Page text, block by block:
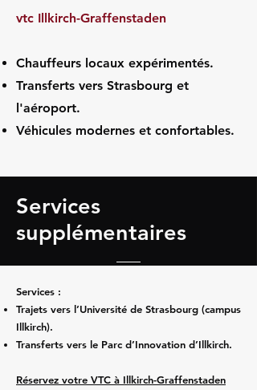
vtc Illkirch-Graffenstaden
Chauffeurs locaux expérimentés.
Transferts vers Strasbourg et
l'aéroport.
Véhicules modernes et confortables.
Services
supplémentaires
Services :
Trajets vers l’Université de Strasbourg (campus
Illkirch).
Transferts vers le Parc d’Innovation d’Illkirch.
Réservez votre VTC à Illkirch-Graffenstaden